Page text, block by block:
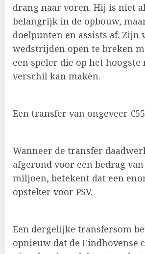
drang naar voren. Hij is niet
belangrijk in de opbouw,
doelpunten en assists af. Zijn
wedstrijden open te breken
een speler die op het hoogste
verschil kan maken.
Een transfer van ongeveer
Wanneer de transfer
afgerond voor een bedrag
miljoen, betekent dat een
opsteker voor PSV.
Een dergelijke transfersom
opnieuw dat de Eindhovense